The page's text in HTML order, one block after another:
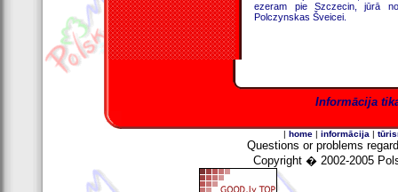
ezeram pie Szczecin, jūrā
Polczynskas Šveicei.
Informācija
| home| informācija |
Questions or problems
Copyright � 2002-2005